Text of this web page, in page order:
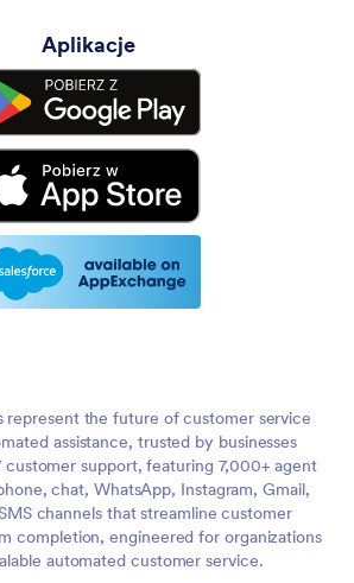
Aplikacje
the future of customer service
assistance, trusted by businesses
support, featuring 7,000+ agent
chat, WhatsApp, Instagram, Gmail,
channels that streamline customer
completion, engineered for organizations
automated customer service.